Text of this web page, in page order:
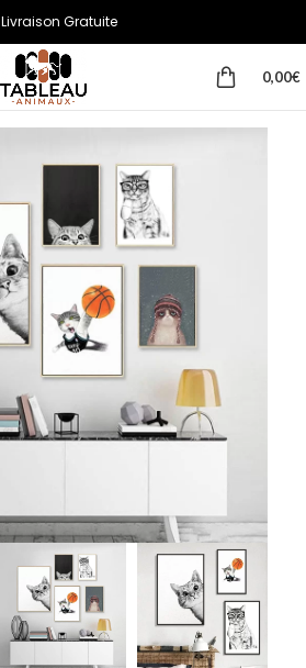
Livraison Gratuite
0,00€